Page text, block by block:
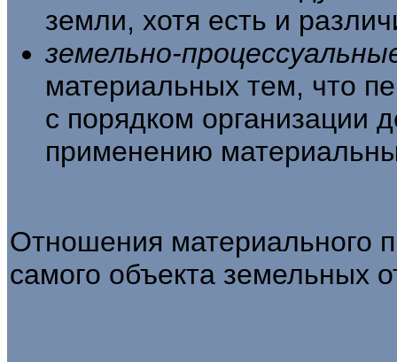
земли, хотя есть и
земельно-
материаль­ных тем, что
с порядком организа­ции
применению
Отношения материального
самого объекта земельных